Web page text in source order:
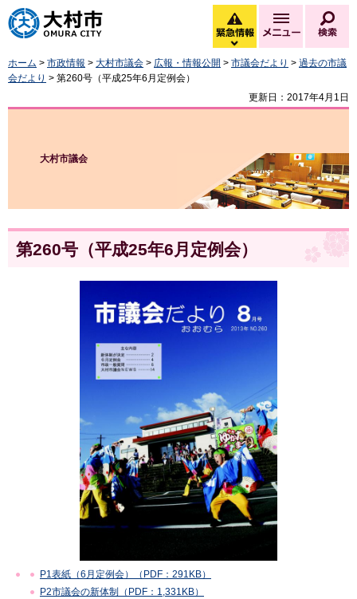
大村市
緊急情報
緊急情報を開く
メニュー
ホーム > 市政情報 > 大村市議会 > 広報・情報公開 > 市議会だより > 過去の市議
会だより > 第260号（平成25年6月定例会）
更新日：2017年4月1日
大村市議会
第260号（平成25年6月定例会）
P1表紙（6月定例会）（PDF：291KB）
P2市議会の新体制（PDF：1,331KB）